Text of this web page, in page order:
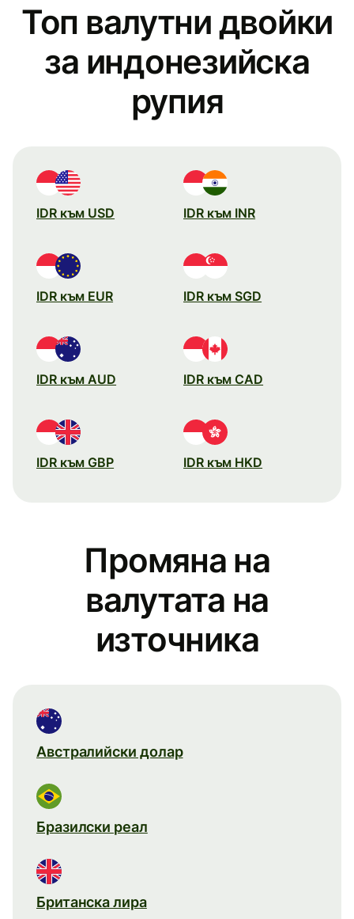
Топ валутни двойки
за индонезийска
рупия
IDR към USD IDR към INR
IDR към EUR IDR към SGD
IDR към AUD IDR към CAD
IDR към GBP IDR към HKD
Промяна на
валутата на
източника
Австралийски долар
Бразилски реал
Британска лира